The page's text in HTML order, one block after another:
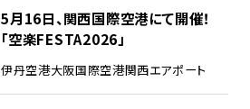
5月16日、関西国際空港にて開催！
「空楽FESTA2026」
伊丹空港大阪国際空港関西エアポート